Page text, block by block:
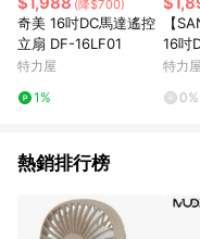
追訴之權利，活動詳情以樂
(降$700)
奇美 16吋DC馬達遙控
立扇 DF-16LF01
特力屋
1%
【
16吋
控電
特力屋
0%
熱銷排行榜